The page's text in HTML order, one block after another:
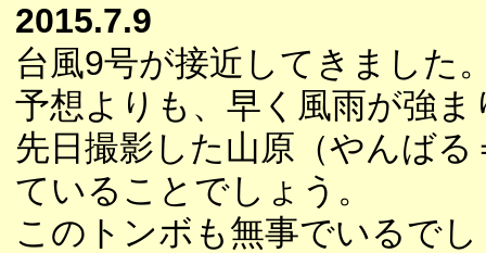
2015.7.9
台風9号が接近してきました
予想よりも、早く風雨が強
先日撮影した山原（やんば
ていることでしょう。
このトンボも無事でいるで